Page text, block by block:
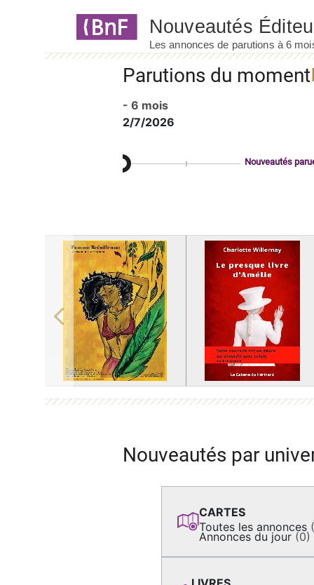
Parutions du moment
- 6 mois
2/7/2026
Nouveautés
Previous
Nouveautés par
CARTES
Toutes les annonces
Annonces du jour (0)